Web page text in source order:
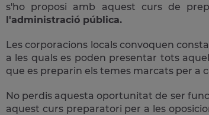
s'ho proposi amb aquest curs de
l'administració pública.
Les corporacions locals convoquen
a les quals es poden presentar tots
que es preparin els temes marcats per a
No perdis aquesta oportunitat de ser
aquest curs preparatori per a les